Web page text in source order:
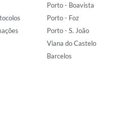
Porto - Boavista
Porto - Foz
Porto - S. João
Viana do Castelo
Barcelos